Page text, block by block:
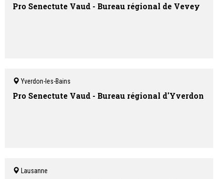
Pro Senectute Vaud - Bureau régional de Vevey
Yverdon-les-Bains
Pro Senectute Vaud - Bureau régional d'Yverdon
Lausanne